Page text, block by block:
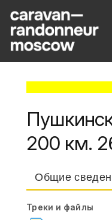
200 км.
Общие
Треки и файлы